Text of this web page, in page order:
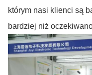
którym nasi klienci są
bardziej niż